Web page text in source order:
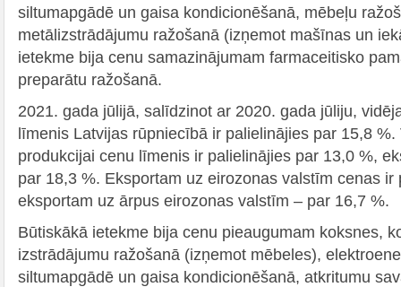
siltumapgādē un gaisa kondicionēšanā, mēbeļu
metālizstrādājumu ražošanā (izņemot mašīnas un
ietekme bija cenu samazinājumam farmaceitisko
preparātu ražošanā.
2021. gada jūlijā, salīdzinot ar 2020. gada jūliju,
līmenis Latvijas rūpniecībā ir palielinājies par 15,8
produkcijai cenu līmenis ir palielinājies par 13,0 %,
par 18,3 %. Eksportam uz eirozonas valstīm cenas
eksportam uz ārpus eirozonas valstīm – par 16,7 %.
Būtiskākā ietekme bija cenu pieaugumam koksnes,
izstrādājumu ražošanā (izņemot mēbeles),
siltumapgādē un gaisa kondicionēšanā, atkritumu